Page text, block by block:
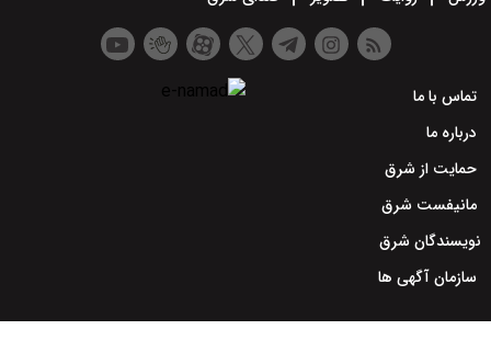
تماس با ما
درباره ما
حمایت از شرق
مانیفست شرق
نویسندگان شرق
سازمان آگهی ها